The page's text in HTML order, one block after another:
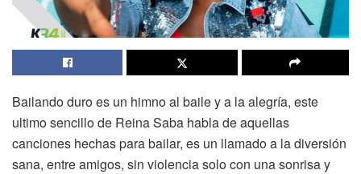
Bailando duro es un himno al baile y a la alegría, este
ultimo sencillo de Reina Saba habla de aquellas
canciones hechas para bailar, es un llamado a la diversión
sana, entre amigos, sin violencia solo con una sonrisa y